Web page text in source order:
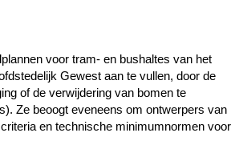
voor tram- en bushaltes van het
Gewest aan te vullen, door de
of de verwijdering van bomen te
beoogt eveneens om ontwerpers van
en technische minimumnormen voor de